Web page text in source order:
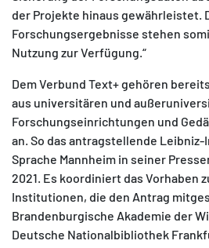
der Projekte hinaus gewährleistet.
Forschungsergebnisse stehen
Nutzung zur Verfügung.“
Dem Verbund Text+ gehören
aus universitären und
Forschungseinrichtungen und
an. So das antragstellende
Sprache Mannheim in seiner
2021. Es koordiniert das Vorhaben
Institutionen, die den Antrag
Brandenburgische Akademie der
Deutsche Nationalbibliothek